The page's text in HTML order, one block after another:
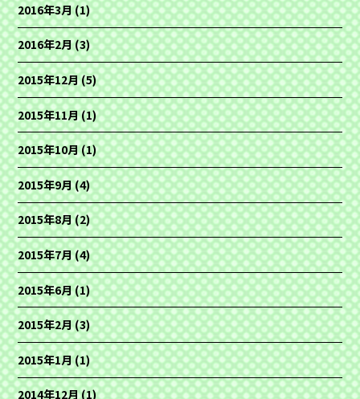
2016年3月(1)
2016年2月(3)
2015年12月(5)
2015年11月(1)
2015年10月(1)
2015年9月(4)
2015年8月(2)
2015年7月(4)
2015年6月(1)
2015年2月(3)
2015年1月(1)
2014年12月(1)